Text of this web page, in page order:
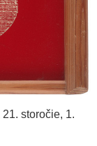
21. storočie, 1.